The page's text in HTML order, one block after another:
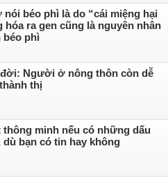
béo phì là do “cái miệng hại
hóa ra gen cũng là nguyên nhân
béo phì
Người ở nông thôn còn dễ
thị
minh nếu có những dấu
dù bạn có tin hay không